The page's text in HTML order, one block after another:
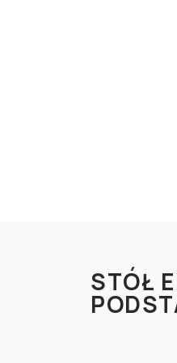
STÓŁ